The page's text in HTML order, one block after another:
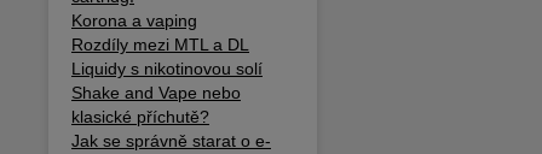
Korona a vaping
Rozdíly mezi MTL a DL
Liquidy s nikotinovou solí
Shake and Vape nebo
klasické příchutě?
Jak se správně starat o e-